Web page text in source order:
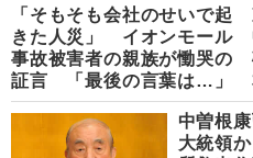
「そもそも会社のせいで起
きた人災」 イオンモール
事故被害者の親族が慟哭の
証言 「最後の言葉は…」
中曽根
大統領